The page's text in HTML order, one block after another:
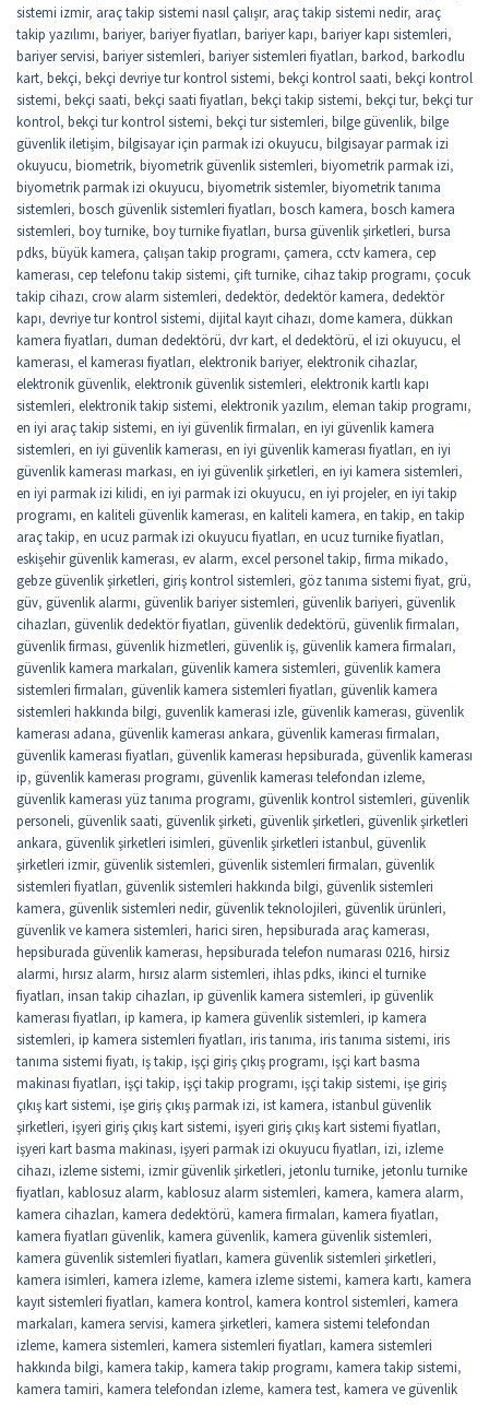
sistemi izmir, araç takip sistemi nasıl çalışır, araç takip sistemi nedir, araç
takip yazılımı, bariyer, bariyer fiyatları, bariyer kapı, bariyer kapı sistemleri,
bariyer servisi, bariyer sistemleri, bariyer sistemleri fiyatları, barkod, barkodlu
kart, bekçi, bekçi devriye tur kontrol sistemi, bekçi kontrol saati, bekçi kontrol
sistemi, bekçi saati, bekçi saati fiyatları, bekçi takip sistemi, bekçi tur, bekçi tur
kontrol, bekçi tur kontrol sistemi, bekçi tur sistemleri, bilge güvenlik, bilge
güvenlik iletişim, bilgisayar için parmak izi okuyucu, bilgisayar parmak izi
okuyucu, biometrik, biyometrik güvenlik sistemleri, biyometrik parmak izi,
biyometrik parmak izi okuyucu, biyometrik sistemler, biyometrik tanıma
sistemleri, bosch güvenlik sistemleri fiyatları, bosch kamera, bosch kamera
sistemleri, boy turnike, boy turnike fiyatları, bursa güvenlik şirketleri, bursa
pdks, büyük kamera, çalışan takip programı, çamera, cctv kamera, cep
kamerası, cep telefonu takip sistemi, çift turnike, cihaz takip programı, çocuk
takip cihazı, crow alarm sistemleri, dedektör, dedektör kamera, dedektör
kapı, devriye tur kontrol sistemi, dijital kayıt cihazı, dome kamera, dükkan
kamera fiyatları, duman dedektörü, dvr kart, el dedektörü, el izi okuyucu, el
kamerası, el kamerası fiyatları, elektronik bariyer, elektronik cihazlar,
elektronik güvenlik, elektronik güvenlik sistemleri, elektronik kartlı kapı
sistemleri, elektronik takip sistemi, elektronik yazılım, eleman takip programı,
en iyi araç takip sistemi, en iyi güvenlik firmaları, en iyi güvenlik kamera
sistemleri, en iyi güvenlik kamerası, en iyi güvenlik kamerası fiyatları, en iyi
güvenlik kamerası markası, en iyi güvenlik şirketleri, en iyi kamera sistemleri,
en iyi parmak izi kilidi, en iyi parmak izi okuyucu, en iyi projeler, en iyi takip
programı, en kaliteli güvenlik kamerası, en kaliteli kamera, en takip, en takip
araç takip, en ucuz parmak izi okuyucu fiyatları, en ucuz turnike fiyatları,
eskişehir güvenlik kamerası, ev alarm, excel personel takip, firma mikado,
gebze güvenlik şirketleri, giriş kontrol sistemleri, göz tanıma sistemi fiyat, grü,
güv, güvenlik alarmı, güvenlik bariyer sistemleri, güvenlik bariyeri, güvenlik
cihazları, güvenlik dedektör fiyatları, güvenlik dedektörü, güvenlik firmaları,
güvenlik firması, güvenlik hizmetleri, güvenlik iş, güvenlik kamera firmaları,
güvenlik kamera markaları, güvenlik kamera sistemleri, güvenlik kamera
sistemleri firmaları, güvenlik kamera sistemleri fiyatları, güvenlik kamera
sistemleri hakkında bilgi, guvenlik kamerasi izle, güvenlik kamerası, güvenlik
kamerası adana, güvenlik kamerası ankara, güvenlik kamerası firmaları,
güvenlik kamerası fiyatları, güvenlik kamerası hepsiburada, güvenlik kamerası
ip, güvenlik kamerası programı, güvenlik kamerası telefondan izleme,
güvenlik kamerası yüz tanıma programı, güvenlik kontrol sistemleri, güvenlik
personeli, güvenlik saati, güvenlik şirketi, güvenlik şirketleri, güvenlik şirketleri
ankara, güvenlik şirketleri isimleri, güvenlik şirketleri istanbul, güvenlik
şirketleri izmir, güvenlik sistemleri, güvenlik sistemleri firmaları, güvenlik
sistemleri fiyatları, güvenlik sistemleri hakkında bilgi, güvenlik sistemleri
kamera, güvenlik sistemleri nedir, güvenlik teknolojileri, güvenlik ürünleri,
güvenlik ve kamera sistemleri, harici siren, hepsiburada araç kamerası,
hepsiburada güvenlik kamerası, hepsiburada telefon numarası 0216, hirsiz
alarmi, hırsız alarm, hırsız alarm sistemleri, ihlas pdks, ikinci el turnike
fiyatları, insan takip cihazları, ip güvenlik kamera sistemleri, ip güvenlik
kamerası fiyatları, ip kamera, ip kamera güvenlik sistemleri, ip kamera
sistemleri, ip kamera sistemleri fiyatları, iris tanıma, iris tanıma sistemi, iris
tanıma sistemi fiyatı, iş takip, işçi giriş çıkış programı, işçi kart basma
makinası fiyatları, işçi takip, işçi takip programı, işçi takip sistemi, işe giriş
çıkış kart sistemi, işe giriş çıkış parmak izi, ist kamera, istanbul güvenlik
şirketleri, işyeri giriş çıkış kart sistemi, işyeri giriş çıkış kart sistemi fiyatları,
işyeri kart basma makinası, işyeri parmak izi okuyucu fiyatları, izi, izleme
cihazı, izleme sistemi, izmir güvenlik şirketleri, jetonlu turnike, jetonlu turnike
fiyatları, kablosuz alarm, kablosuz alarm sistemleri, kamera, kamera alarm,
kamera cihazları, kamera dedektörü, kamera firmaları, kamera fiyatları,
kamera fiyatları güvenlik, kamera güvenlik, kamera güvenlik sistemleri,
kamera güvenlik sistemleri fiyatları, kamera güvenlik sistemleri şirketleri,
kamera isimleri, kamera izleme, kamera izleme sistemi, kamera kartı, kamera
kayıt sistemleri fiyatları, kamera kontrol, kamera kontrol sistemleri, kamera
markaları, kamera servisi, kamera şirketleri, kamera sistemi telefondan
izleme, kamera sistemleri, kamera sistemleri fiyatları, kamera sistemleri
hakkında bilgi, kamera takip, kamera takip programı, kamera takip sistemi,
kamera tamiri, kamera telefondan izleme, kamera test, kamera ve güvenlik